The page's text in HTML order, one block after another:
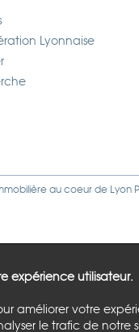
Lyonnaise
au coeur de Lyon
expérience utilisateur.
améliorer votre
le trafic de notre